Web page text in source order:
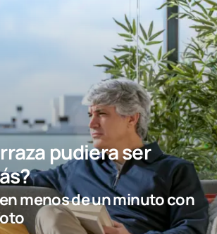
pudiera ser
menos de un minuto con